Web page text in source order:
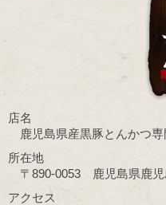
店名
鹿児島県産黒豚とんかつ
所在地
〒890-0053 鹿児島県鹿
アクセス